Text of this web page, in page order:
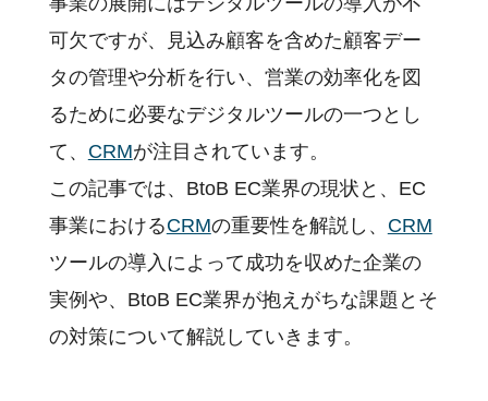
可欠ですが、見込み顧客を含めた顧客デー
タの管理や分析を行い、営業の効率化を図
るために必要なデジタルツールの一つとし
て、 CRMが注目されています。
この記事では、BtoB EC業界の現状と、EC
事業におけるCRMの重要性を解説し、 CRM
ツールの導入によって成功を収めた企業の
実例や、BtoB EC業界が抱えがちな課題とそ
の対策について解説していきます。